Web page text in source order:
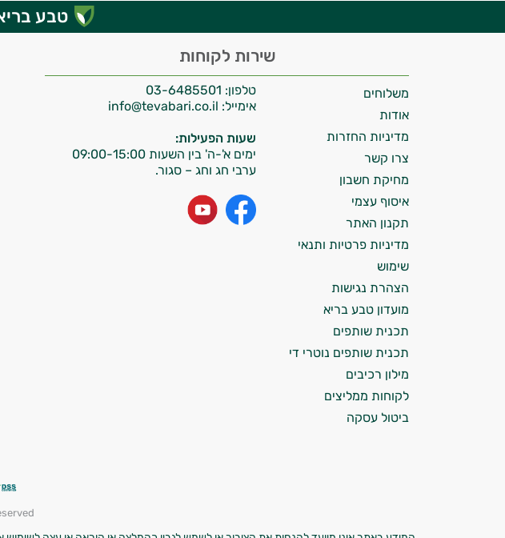
טבע
שירות לקוחות
טלפון: 03-6485501
אימייל:
שעות הפעילות:
ימים א'-ה' בין השעות 09:00-15:00
ערבי חג וחג – סגור.
משלוחים
אודות
מדיניות החזרות
צרו קשר
מחיקת חשבון
איסוף עצמי
תקנון האתר
מדיניות פרטיות ותנאי
שימוש
הצהרת נגישות
מועדון טבע בריא
תכנית שותפים
תכנית שותפים נוטרי די
מילון רכיבים
לקוחות ממליצים
ביטול עסקה
התשובות שלי מבוססות על מאגרי מידע קליניים
וספרות מקצועית בתחומי הרפואה הטבעית
ותזונת הספורט.
אני כאן כדי לעזור לך להתאים את תוספי
התזונה ומוצרי הבריאות המדויקים למטרות
ולמצב הגופני שלך, ולהסביר לך אילו רכיבים
עובדים יחד כדי למקסם תוצאות גם בחיי היום
המטרה שלי היא להתאים עבורך המלצות
אישיות מבוססות מדעית.
זה הזמן להתחיל. איך אוכל לעזור?